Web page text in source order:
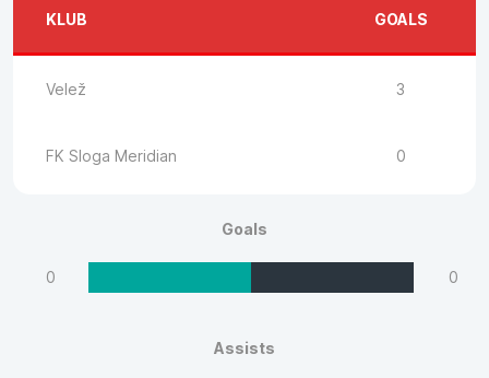
KLUB GOALS
Velež 3
FK Sloga Meridian 0
Goals
0 0
Assists